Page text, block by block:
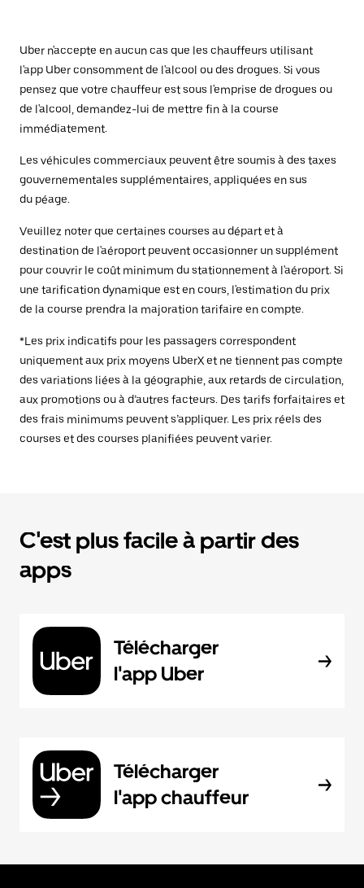
Uber n'accepte en aucun cas que les chauffeurs utilisant
l'app Uber consomment de l'alcool ou des drogues. Si vous
pensez que votre chauffeur est sous l'emprise de drogues ou
de l'alcool, demandez-lui de mettre fin à la course
immédiatement.
Les véhicules commerciaux peuvent être soumis à des taxes
gouvernementales supplémentaires, appliquées en sus
du péage.
Veuillez noter que certaines courses au départ et à
destination de l'aéroport peuvent occasionner un supplément
pour couvrir le coût minimum du stationnement à l'aéroport. Si
une tarification dynamique est en cours, l'estimation du prix
de la course prendra la majoration tarifaire en compte.
*Les prix indicatifs pour les passagers correspondent
uniquement aux prix moyens UberX et ne tiennent pas compte
des variations liées à la géographie, aux retards de circulation,
aux promotions ou à d’autres facteurs. Des tarifs forfaitaires et
des frais minimums peuvent s’appliquer. Les prix réels des
courses et des courses planifiées peuvent varier.
C'est plus facile à partir des
apps
Télécharger
l'app Uber
Télécharger
l'app chauffeur